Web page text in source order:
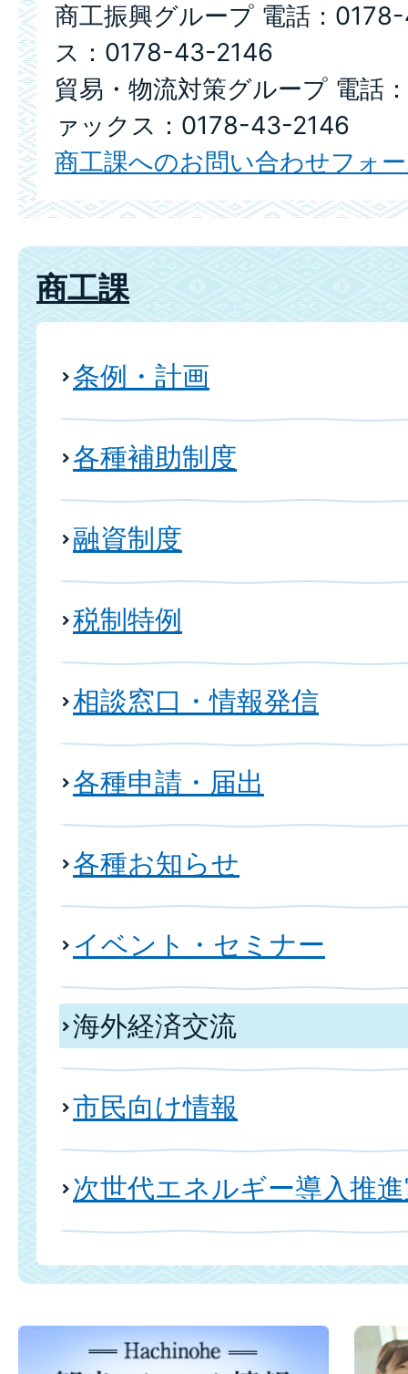
商工振興グループ 電話：
ス：0178-43-2146
貿易・物流対策グループ 電話
ァックス：0178-43-2146
商工課へのお問い合わせフォ
商工課
条例・計画
各種補助制度
融資制度
税制特例
相談窓口・情報発信
各種申請・届出
各種お知らせ
イベント・セミナー
海外経済交流
市民向け情報
次世代エネルギー導入推